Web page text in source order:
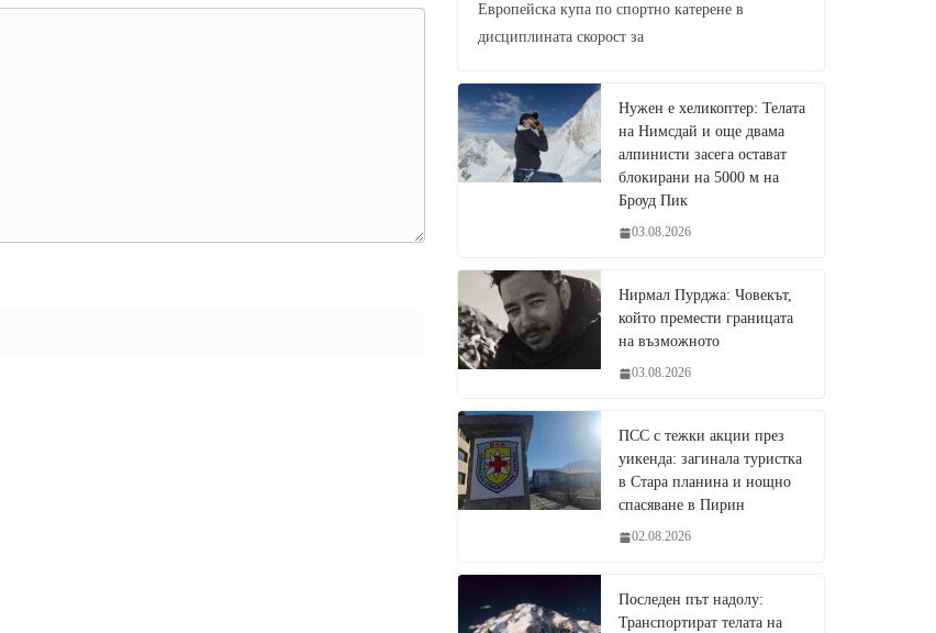
Европейска купа по спортно катерене в
дисциплината скорост за
Нужен е хеликоптер: Телата
на Нимсдай и още двама
алпинисти засега остават
блокирани на 5000 м на
Броуд Пик
03.08.2026
Нирмал Пурджа: Човекът,
който премести границата
на възможното
03.08.2026
ПСС с тежки акции през
уикенда: загинала туристка
в Стара планина и нощно
спасяване в Пирин
02.08.2026
Последен път надолу:
Транспортират телата на